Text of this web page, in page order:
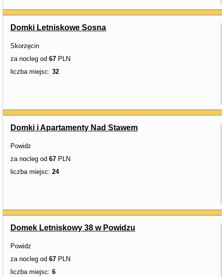
Domki Letniskowe Sosna
Skorzęcin
za nocleg od 67 PLN
liczba miejsc: 32
Domki i Apartamenty Nad Stawem
Powidz
za nocleg od 67 PLN
liczba miejsc: 24
Domek Letniskowy 38 w Powidzu
Powidz
za nocleg od 67 PLN
liczba miejsc: 6